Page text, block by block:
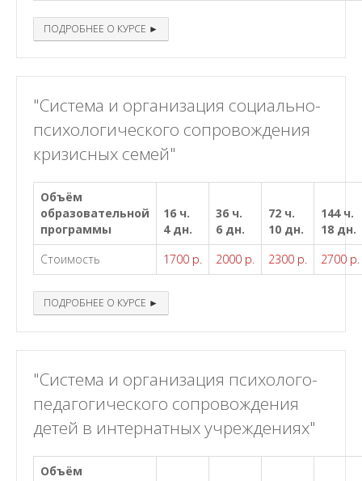
ПОДРОБНЕЕ О КУРСЕ ►
"Система и организация социально-
психологического сопровождения
кризисных семей"
Объём
образовательной
программы
16 ч.
4 дн.
36 ч.
6 дн.
72 ч.
10 дн.
144 ч.
18 дн.
Стоимость
1700 р. 2000 р. 2300 р. 2700 р.
ПОДРОБНЕЕ О КУРСЕ ►
"Система и организация психолого-
педагогического сопровождения
детей в интернатных учреждениях"
Объём